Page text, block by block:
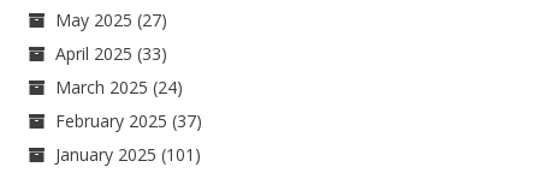
May 2025 (27)
April 2025 (33)
March 2025 (24)
February 2025 (37)
January 2025 (101)